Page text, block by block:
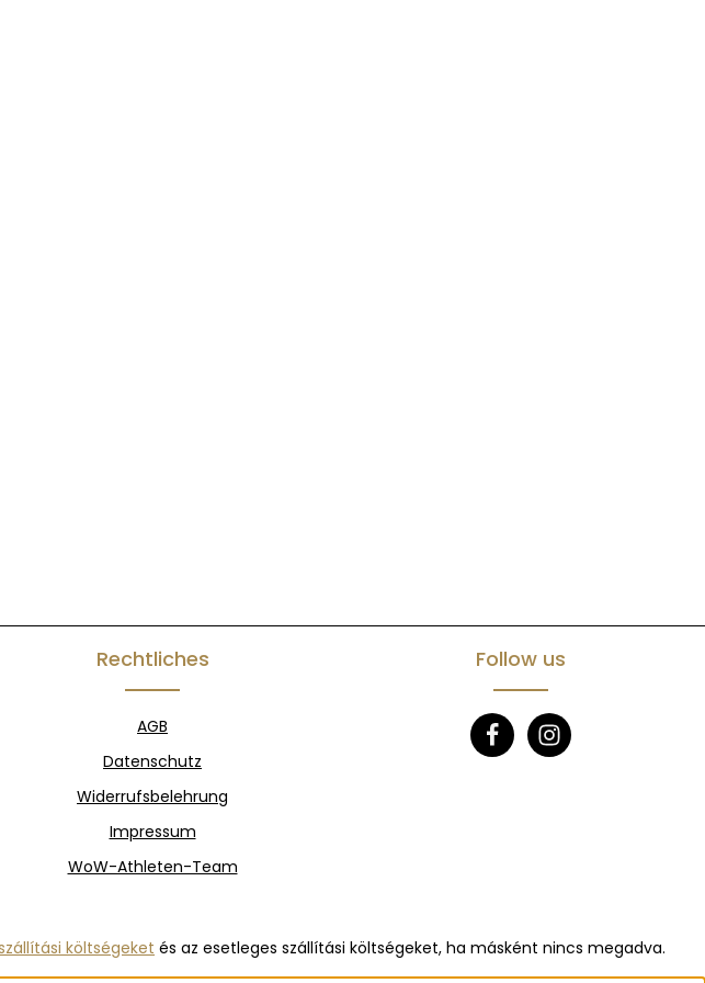
Rechtliches
AGB
Datenschutz
Widerrufsbelehrung
Impressum
WoW-Athleten-Team
Follow us
költségeket és az esetleges szállítási költségeket, ha másként nincs megadva.